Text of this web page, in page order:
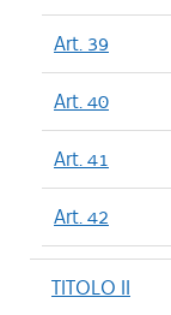
Art. 39
Art. 40
Art. 41
Art. 42
TITOLO II